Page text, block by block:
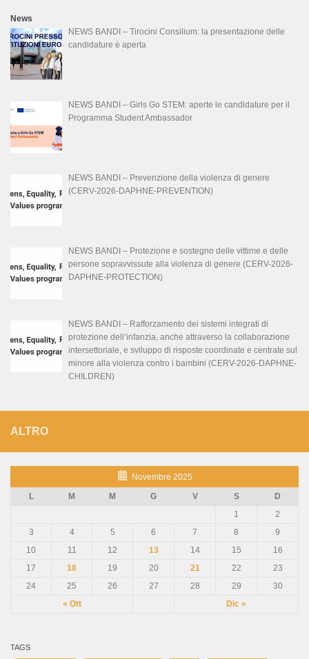
News
NEWS BANDI – Tirocini Consilium: la presentazione delle
candidature è aperta
NEWS BANDI – Girls Go STEM: aperte le candidature per il
Programma Student Ambassador
NEWS BANDI – Prevenzione della violenza di genere
(CERV-2026-DAPHNE-PREVENTION)
NEWS BANDI – Protezione e sostegno delle vittime e delle
persone sopravvissute alla violenza di genere (CERV-2026-
DAPHNE-PROTECTION)
NEWS BANDI – Rafforzamento dei sistemi integrati di
protezione dell’infanzia, anche attraverso la collaborazione
intersettoriale, e sviluppo di risposte coordinate e centrate sul
minore alla violenza contro i bambini (CERV-2026-DAPHNE-
CHILDREN)
ALTRO
Novembre 2025
L
M M G V S D
« Ott Dic »
1
2
3
4 5 6 7 8
9
10
11 12 13 14 15
16
17
18 19 20 21 22
23
24
25 26 27 28 29 30
TAGS